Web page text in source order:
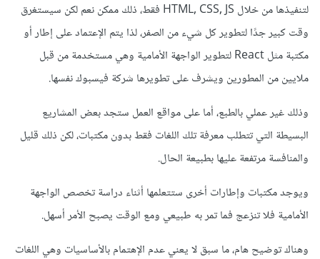
لتنفيذها من خلال HTML, CSS, JS فقط، ذلك ممكن نعم لكن سيستغرق
وقت كبير جدًا لتطوير كل شيء من الصفر، لذا يتم الإعتماد على إطار أو
مكتبة مثل React لتطوير الواجهة الأمامية وهي مستخدمة من قبل
ملايين من المطورين ويشرف على تطويرها شركة فيسبوك نفسها.
وذلك غير عملي بالطبع، أما على مواقع العمل ستجد بعض المشاريع
البسيطة التي تتطلب معرفة تلك اللغات فقط بدون مكتبات، لكن ذلك قليل
والمنافسة مرتفعة عليها بطبيعة الحال.
ويوجد مكتبات وإطارات أخرى ستتعلمها أثناء دراسة تخصص الواجهة
الأمامية فلا تنزعج فما تمر به طبيعي ومع الوقت يصبح الأمر أسهل.
وهناك توضيح هام، ما سبق لا يعني عدم الإهتمام بالأساسيات وهي اللغات